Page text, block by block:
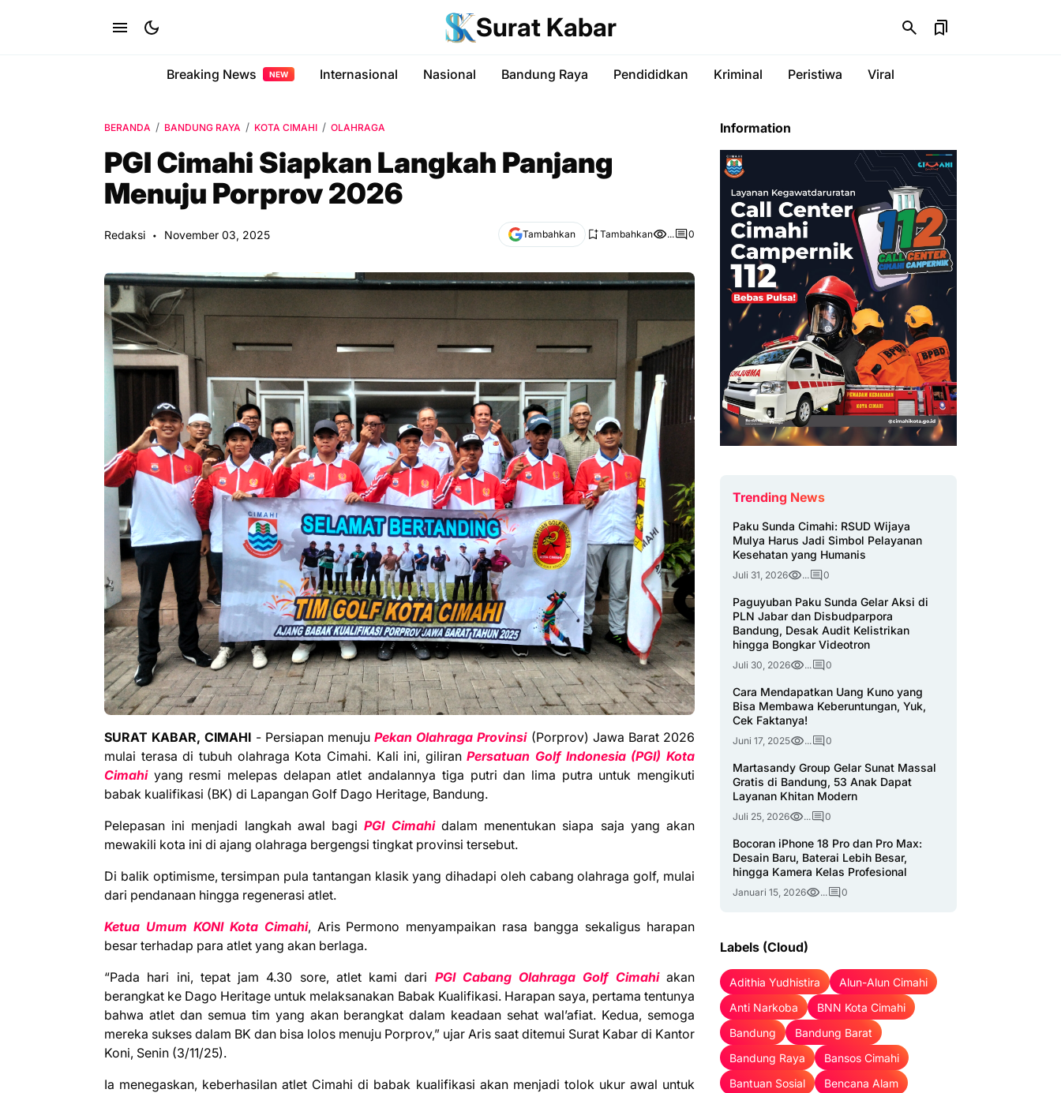
Surat Kabar
Breaking News NEW Internasional Nasional Bandung Raya Pendididkan Kriminal Peristiwa Viral
BERANDA BANDUNG RAYA KOTA CIMAHI OLAHRAGA
PGI Cimahi Siapkan Langkah Panjang
Menuju Porprov 2026
Redaksi November 03, 2025 Tambahkan Tambahkan ... 0
SURAT KABAR, CIMAHI - Persiapan menujuPekan Olahraga Provinsi(Porprov) Jawa Barat 2026
mulai terasa di tubuh olahraga Kota Cimahi. Kali ini, giliranPersatuan Golf Indonesia (PGI) Kota
Cimahiyang resmi melepas delapan atlet andalannya tiga putri dan lima putra untuk mengikuti
babak kualifikasi (BK) di Lapangan Golf Dago Heritage, Bandung.
Pelepasan ini menjadi langkah awal bagiPGI Cimahidalam menentukan siapa saja yang akan
mewakili kota ini di ajang olahraga bergengsi tingkat provinsi tersebut.
Di balik optimisme, tersimpan pula tantangan klasik yang dihadapi oleh cabang olahraga golf, mulai
dari pendanaan hingga regenerasi atlet.
Ketua Umum KONI Kota Cimahi, Aris Permono menyampaikan rasa bangga sekaligus harapan
besar terhadap para atlet yang akan berlaga.
“Pada hari ini, tepat jam 4.30 sore, atlet kami dari PGI Cabang Olahraga Golf Cimahiakan
berangkat ke Dago Heritage untuk melaksanakan Babak Kualifikasi. Harapan saya, pertama tentunya
bahwa atlet dan semua tim yang akan berangkat dalam keadaan sehat wal’afiat. Kedua, semoga
mereka sukses dalam BK dan bisa lolos menuju Porprov,” ujar Aris saat ditemui Surat Kabar di Kantor
Koni, Senin (3/11/25).
Ia menegaskan, keberhasilan atlet Cimahi di babak kualifikasi akan menjadi tolok ukur awal untuk
Information
Trending News
Paku Sunda Cimahi: RSUD Wijaya
Mulya Harus Jadi Simbol Pelayanan
Kesehatan yang Humanis
Juli 31, 2026 ... 0
Paguyuban Paku Sunda Gelar Aksi di
PLN Jabar dan Disbudparpora
Bandung, Desak Audit Kelistrikan
hingga Bongkar Videotron
Juli 30, 2026 ... 0
Cara Mendapatkan Uang Kuno yang
Bisa Membawa Keberuntungan, Yuk,
Cek Faktanya!
Juni 17, 2025 ... 0
Martasandy Group Gelar Sunat Massal
Gratis di Bandung, 53 Anak Dapat
Layanan Khitan Modern
Juli 25, 2026 ... 0
Bocoran iPhone 18 Pro dan Pro Max:
Desain Baru, Baterai Lebih Besar,
hingga Kamera Kelas Profesional
Januari 15, 2026 ... 0
Labels (Cloud)
Adithia Yudhistira
Alun-Alun Cimahi
Anti Narkoba
BNN Kota Cimahi
Bandung
Bandung Barat
Bandung Raya
Bansos Cimahi
Bantuan Sosial
Bencana Alam